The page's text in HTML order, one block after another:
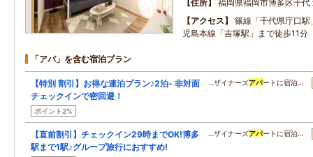
住所
福岡県福岡市博多区千
アクセス
篠線「千代県庁口
児島本線「吉塚駅」まで徒歩11分
「アパ」を含む宿泊プラン
【特別 割引】お得な連泊プラン♪2泊- 非対面
チェックインで密回避！
ポイント2%
…ザイナーズアパートに宿泊…
【直前割引】チェックイン29時までOK!博多
駅まで1駅♪グループ旅行におすすめ!
…ザイナーズアパートに宿泊…